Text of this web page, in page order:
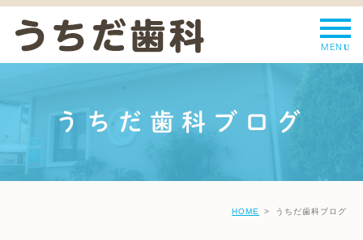
うちだ歯科ブログ
HOME うちだ歯科ブログ